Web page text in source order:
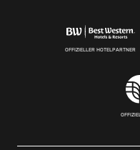
OFFIZIELLER